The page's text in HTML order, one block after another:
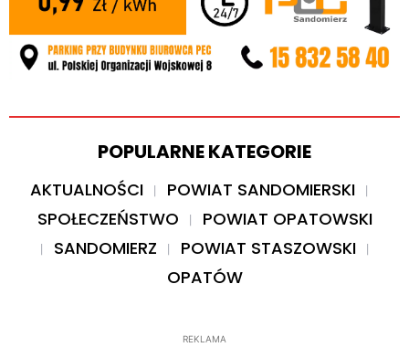
POPULARNE KATEGORIE
AKTUALNOŚCI
POWIAT SANDOMIERSKI
SPOŁECZEŃSTWO
POWIAT OPATOWSKI
SANDOMIERZ
POWIAT STASZOWSKI
OPATÓW
REKLAMA